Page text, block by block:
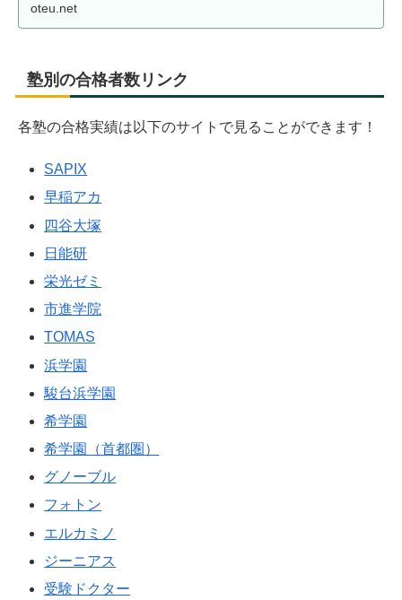
oteu.net
塾別の合格者数リンク
各塾の合格実績は以下のサイトで見ることができます！
SAPIX
早稲アカ
四谷大塚
日能研
栄光ゼミ
市進学院
TOMAS
浜学園
駿台浜学園
希学園
希学園（首都圏）
グノーブル
フォトン
エルカミノ
ジーニアス
受験ドクター